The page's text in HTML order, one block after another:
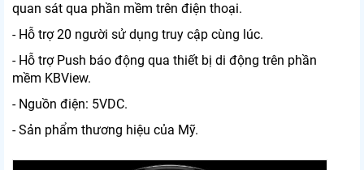
quan sát qua phần mềm trên điện thoại.
- Hỗ trợ 20 người sử dụng truy cập cùng lúc.
- Hỗ trợ Push báo động qua thiết bị di động trên phần
mềm KBView.
- Nguồn điện: 5VDC.
- Sản phẩm thương hiệu của Mỹ.